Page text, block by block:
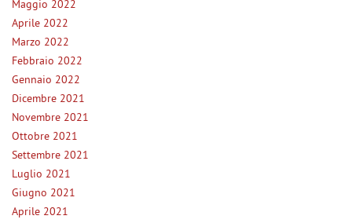
Maggio 2022
Aprile 2022
Marzo 2022
Febbraio 2022
Gennaio 2022
Dicembre 2021
Novembre 2021
Ottobre 2021
Settembre 2021
Luglio 2021
Giugno 2021
Aprile 2021
Salva
impostazioni